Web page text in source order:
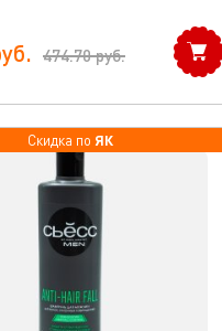
474.70руб.
Скидка по ЯК